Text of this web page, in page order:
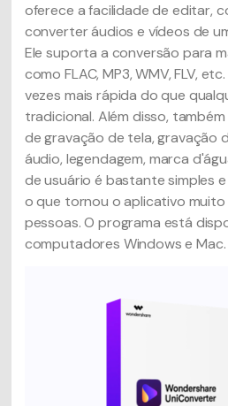
oferece a facilidade de editar,
converter áudios e vídeos de
Ele suporta a conversão para
como FLAC, MP3, WMV, FLV,
vezes mais rápida do que
tradicional. Além disso,
de gravação de tela, gravação
áudio, legendagem, marca
de usuário é bastante simples
o que tornou o aplicativo
pessoas. O programa está
computadores Windows e Mac.